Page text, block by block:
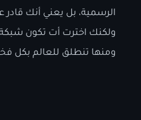
الرسمية، بل يعني أنك
ولكنك اخترت أت تكون
ومنها تنطلق للعالم بكل